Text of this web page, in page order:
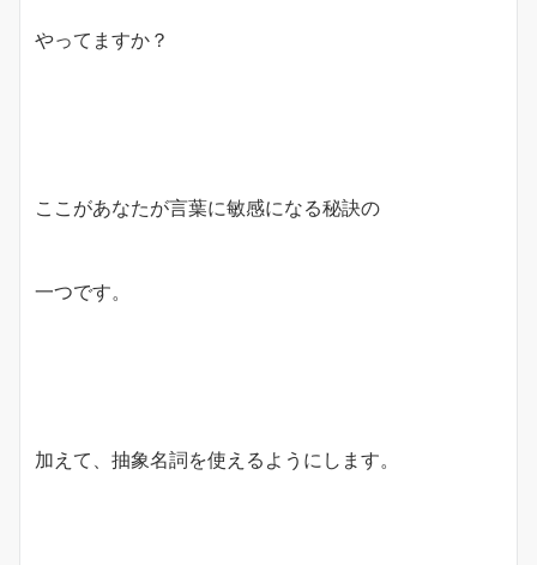
やってますか？
ここがあなたが言葉に敏感になる秘訣の
一つです。
加えて、抽象名詞を使えるようにします。